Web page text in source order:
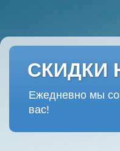
СКИДКИ
Ежедневно мы
вас!